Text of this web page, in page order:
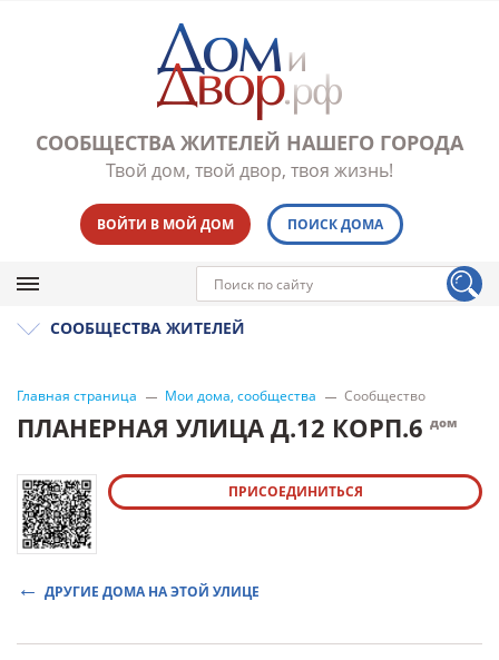
СООБЩЕСТВА ЖИТЕЛЕЙ НАШЕГО ГОРОДА
Твой дом, твой двор, твоя жизнь!
ВОЙТИ В МОЙ ДОМ ПОИСК ДОМА
СООБЩЕСТВА ЖИТЕЛЕЙ
Главная страница Мои дома, сообщества Сообщество
ПЛАНЕРНАЯ УЛИЦА Д.12 КОРП.6 дом
ПРИСОЕДИНИТЬСЯ
ДРУГИЕ ДОМА НА ЭТОЙ УЛИЦЕ